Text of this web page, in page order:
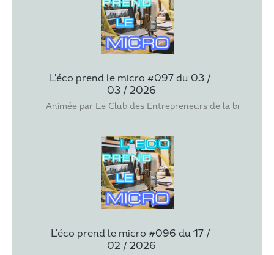
L'éco prend le micro #097 du 03 /
03 / 2026
Animée par Le Club des Entrepreneurs de la brenne
L'éco prend le micro #096 du 17 /
02 / 2026